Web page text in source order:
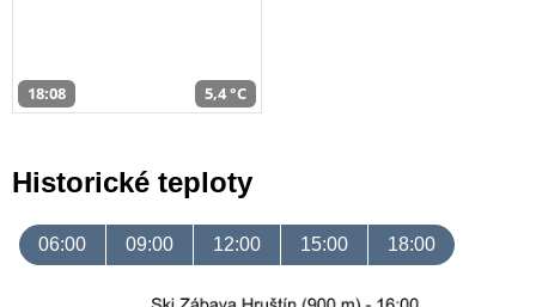
18:08 5,4 °C
Historické teploty
06:00 09:00 12:00 15:00 18:00